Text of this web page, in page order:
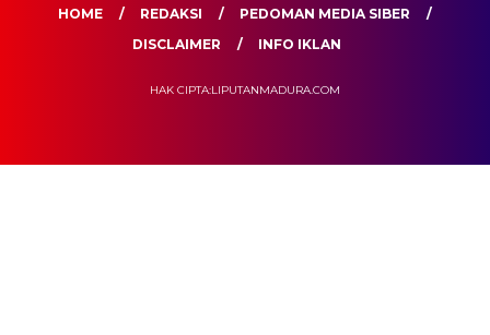
HOME REDAKSI
PEDOMAN MEDIA SIBER
DISCLAIMER
INFO IKLAN
HAK CIPTA:LIPUTANMADURA.COM